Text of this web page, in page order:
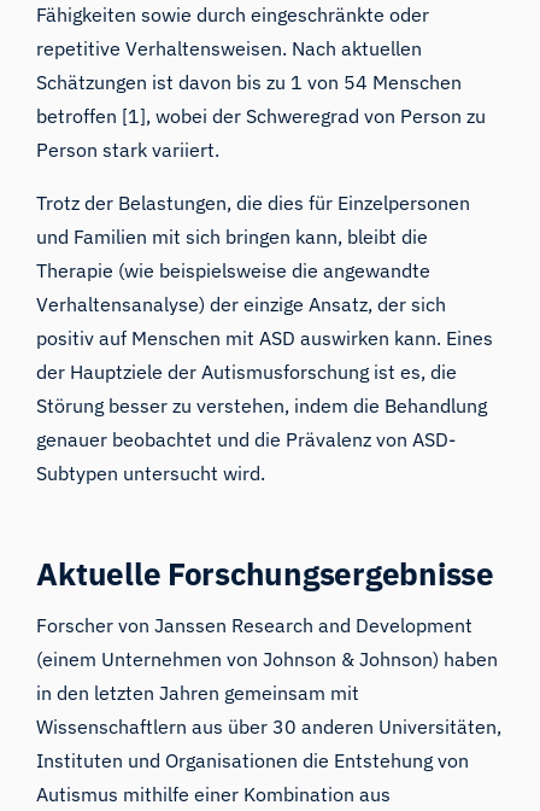
Fähigkeiten sowie durch eingeschränkte oder
repetitive Verhaltensweisen. Nach aktuellen
Schätzungen ist davon bis zu 1 von 54 Menschen
betroffen [1], wobei der Schweregrad von Person zu
Person stark variiert.
Trotz der Belastungen, die dies für Einzelpersonen
und Familien mit sich bringen kann, bleibt die
Therapie (wie beispielsweise die angewandte
Verhaltensanalyse) der einzige Ansatz, der sich
positiv auf Menschen mit ASD auswirken kann. Eines
der Hauptziele der Autismusforschung ist es, die
Störung besser zu verstehen, indem die Behandlung
genauer beobachtet und die Prävalenz von ASD-
Subtypen untersucht wird.
Aktuelle Forschungsergebnisse
Forscher von Janssen Research and Development
(einem Unternehmen von Johnson & Johnson) haben
in den letzten Jahren gemeinsam mit
Wissenschaftlern aus über 30 anderen Universitäten,
Instituten und Organisationen die Entstehung von
Autismus mithilfe einer Kombination aus